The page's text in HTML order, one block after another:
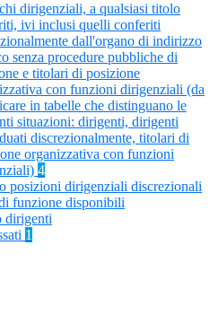
dirigenziali, a qualsiasi titolo
ivi inclusi quelli conferiti
dall'organo di indirizzo
senza procedure pubbliche di
e titolari di posizione
con funzioni dirigenziali (da
in tabelle che distinguano le
situazioni: dirigenti, dirigenti
discrezionalmente, titolari di
organizzativa con funzioni
4
posizioni dirigenziali discrezionali
funzione disponibili
dirigenti
1